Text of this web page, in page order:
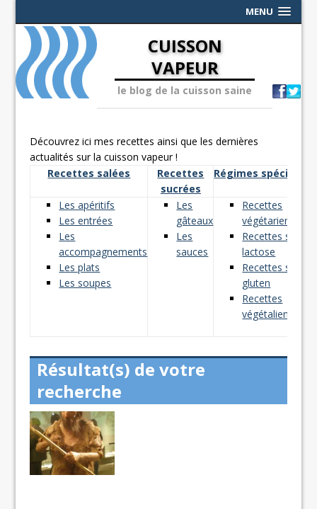
MENU
CUISSON
VAPEUR
le blog de la cuisson saine
Découvrez ici mes recettes ainsi que les dernières
actualités sur la cuisson vapeur !
Recettes salées
Recettes
sucrées
Régimes spéciaux
Les apéritifs
Les entrées
Les
accompagnements
Les plats
Les soupes
Les
gâteaux
Les
sauces
Recettes
végétariennes
Recettes sans
lactose
Recettes sans
gluten
Recettes
végétaliennes
Résultat(s) de votre
recherche